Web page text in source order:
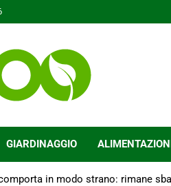
GIARDINAGGIO
in modo strano: rimane